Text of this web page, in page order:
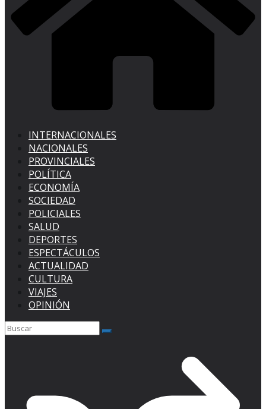
INTERNACIONALES
NACIONALES
PROVINCIALES
POLÍTICA
ECONOMÍA
SOCIEDAD
POLICIALES
SALUD
DEPORTES
ESPECTÁCULOS
ACTUALIDAD
CULTURA
VIAJES
OPINIÓN